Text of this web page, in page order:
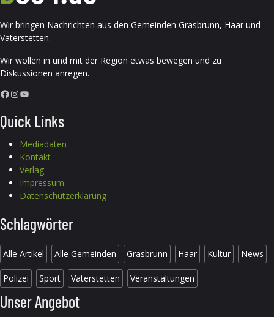
Wir bringen Nachrichten aus den Gemeinden Grasbrunn, Haar und
Vaterstetten.
Wir wollen in und mit der Region etwas bewegen und zu
Diskussionen anregen.
Facebook InstagramYouTube
Quick Links
Mediadaten
Kontakt
Verlag
Impressum
Datenschutzerklärung
Schlagwörter
Alle Artikel Alle Gemeinden Grasbrunn Haar Kultur News
Polizei Sport Vaterstetten Veranstaltungen
Unser Angebot